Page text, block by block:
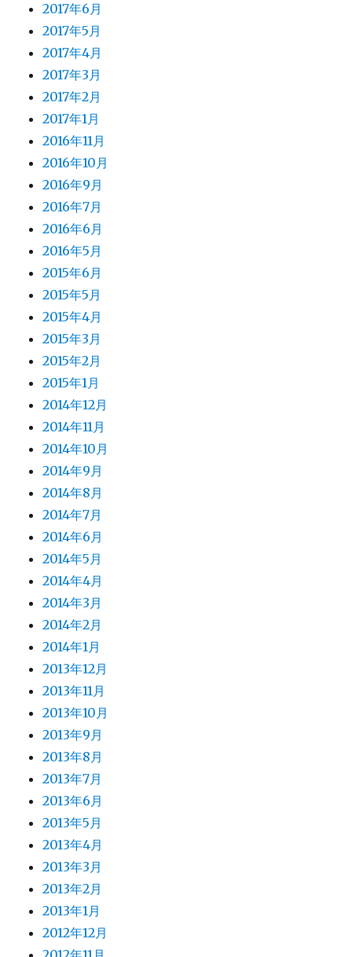
2017年6月
2017年5月
2017年4月
2017年3月
2017年2月
2017年1月
2016年11月
2016年10月
2016年9月
2016年7月
2016年6月
2016年5月
2015年6月
2015年5月
2015年4月
2015年3月
2015年2月
2015年1月
2014年12月
2014年11月
2014年10月
2014年9月
2014年8月
2014年7月
2014年6月
2014年5月
2014年4月
2014年3月
2014年2月
2014年1月
2013年12月
2013年11月
2013年10月
2013年9月
2013年8月
2013年7月
2013年6月
2013年5月
2013年4月
2013年3月
2013年2月
2013年1月
2012年12月